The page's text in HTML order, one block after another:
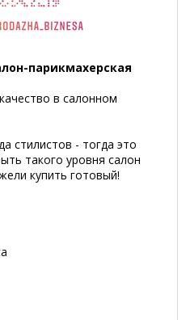
парикмахерская
в салонном
стилистов - тогда это
такого уровня салон
купить готовый!